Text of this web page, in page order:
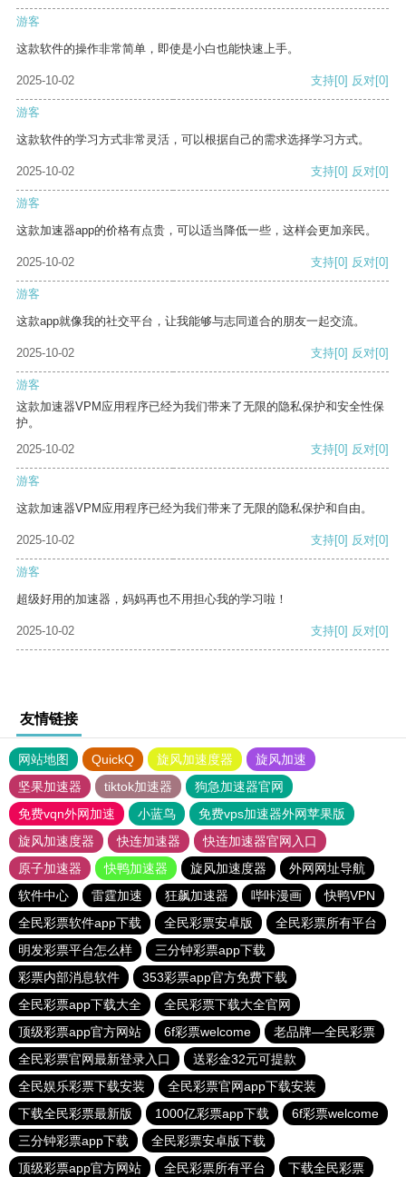
游客
这款软件的操作非常简单，即使是小白也能快速上手。
2025-10-02 支持[0] 反对[0]
游客
这款软件的学习方式非常灵活，可以根据自己的需求选择学习方式。
2025-10-02 支持[0] 反对[0]
游客
这款加速器app的价格有点贵，可以适当降低一些，这样会更加亲民。
2025-10-02 支持[0] 反对[0]
游客
这款app就像我的社交平台，让我能够与志同道合的朋友一起交流。
2025-10-02 支持[0] 反对[0]
游客
这款加速器VPM应用程序已经为我们带来了无限的隐私保护和安全性保
护。
2025-10-02
支持[0] 反对[0]
游客
这款加速器VPM应用程序已经为我们带来了无限的隐私保护和自由。
2025-10-02 支持[0] 反对[0]
游客
超级好用的加速器，妈妈再也不用担心我的学习啦！
2025-10-02 支持[0] 反对[0]
友情链接
网站地图 QuickQ 旋风加速度器
旋风加速
坚果加速器
tiktok加速器
狗急加速器官网
免费vqn外网加速
小蓝鸟
免费vps加速器外网苹果版
旋风加速度器
快连加速器
快连加速器官网入口
原子加速器
快鸭加速器 旋风加速度器
外网网址导航
软件中心
雷霆加速 狂飙加速器 哔咔漫画
快鸭VPN
全民彩票软件app下载
全民彩票安卓版
全民彩票所有平台
明发彩票平台怎么样
三分钟彩票app下载
彩票内部消息软件
353彩票app官方免费下载
全民彩票app下载大全
全民彩票下载大全官网
顶级彩票app官方网站
6f彩票welcome
老品牌—全民彩票
全民彩票官网最新登录入口
送彩金32元可提款
全民娱乐彩票下载安装
全民彩票官网app下载安装
下载全民彩票最新版
1000亿彩票app下载
6f彩票welcome
三分钟彩票app下载
全民彩票安卓版下载
顶级彩票app官方网站
全民彩票所有平台 下载全民彩票